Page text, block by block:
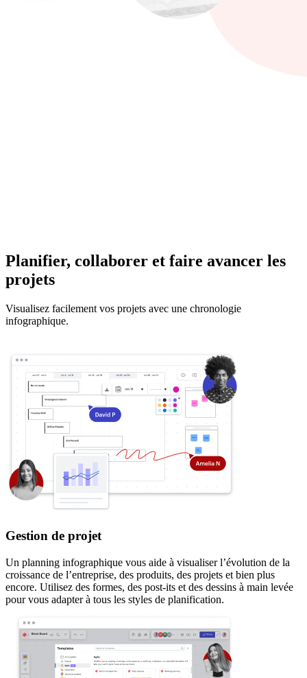
Planifier, collaborer et faire avancer les
projets
Visualisez facilement vos projets avec une chronologie
infographique.
Gestion de projet
Un planning infographique vous aide à visualiser l’évolution de la
croissance de l’entreprise, des produits, des projets et bien plus
encore. Utilisez des formes, des post-its et des dessins à main levée
pour vous adapter à tous les styles de planification.